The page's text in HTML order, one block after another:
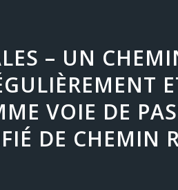
– UN
VOIE DE
DE CHEMIN